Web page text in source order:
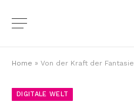
Home » Von der Kraft der Fantasie
DIGITALE WELT